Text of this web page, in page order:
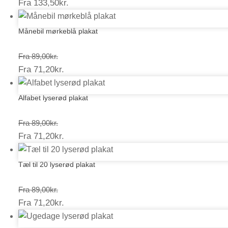
178,00kr.
Fra 133,50kr.
133,50kr.
Månebil mørkeblå plakat
Fra 89,00kr.Prisinterval:
89,00kr.
Fra 71,20kr.
71,20kr.
Alfabet lyserød plakat
Fra 89,00kr.Prisinterval:
89,00kr.
Fra 71,20kr.
71,20kr.
Tæl til 20 lyserød plakat
Fra 89,00kr.Prisinterval:
89,00kr.
Fra 71,20kr.
71,20kr.